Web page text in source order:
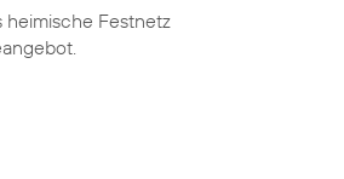
Festnetz